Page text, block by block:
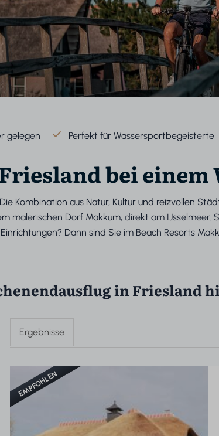
gelegen Perfekt für Wassersportbegeisterte
bei
Kombination aus Natur, Kultur und reizvollen
malerischen Dorf Makkum, direkt am
Dann sind Sie im Beach Resorts
in Friesland
Ergebnisse
EMPFOHLEN